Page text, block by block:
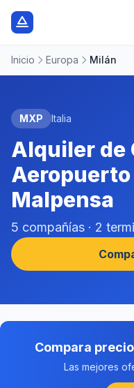
Inicio Europa Milán
MXP Italia
Alquiler de
Malpensa
5 compañías · 2
Compara
Las mejores